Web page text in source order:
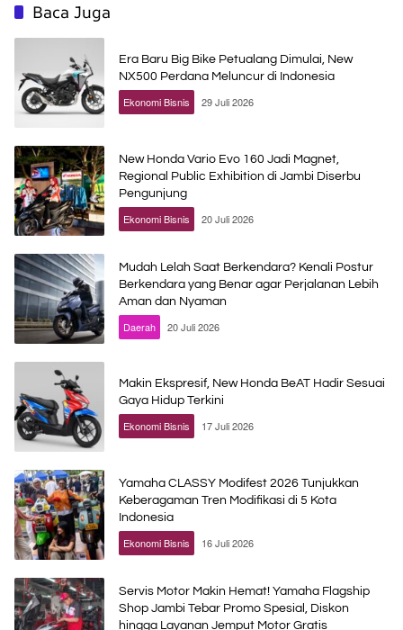
Baca Juga
Era Baru Big Bike Petualang Dimulai, New
NX500 Perdana Meluncur di Indonesia
Ekonomi Bisnis 29 Juli 2026
New Honda Vario Evo 160 Jadi Magnet,
Regional Public Exhibition di Jambi Diserbu
Pengunjung
Ekonomi Bisnis 20 Juli 2026
Mudah Lelah Saat Berkendara? Kenali Postur
Berkendara yang Benar agar Perjalanan Lebih
Aman dan Nyaman
Daerah 20 Juli 2026
Makin Ekspresif, New Honda BeAT Hadir Sesuai
Gaya Hidup Terkini
Ekonomi Bisnis 17 Juli 2026
Yamaha CLASSY Modifest 2026 Tunjukkan
Keberagaman Tren Modifikasi di 5 Kota
Indonesia
Ekonomi Bisnis 16 Juli 2026
Servis Motor Makin Hemat! Yamaha Flagship
Shop Jambi Tebar Promo Spesial, Diskon
hingga Layanan Jemput Motor Gratis